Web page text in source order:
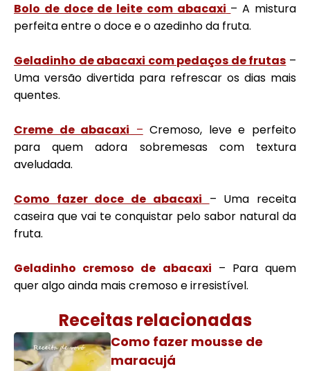
Bolo de doce de leite com abacaxi – A mistura
perfeita entre o doce e o azedinho da fruta.
Geladinho de abacaxi com pedaços de frutas –
Uma versão divertida para refrescar os dias mais
quentes.
Creme de abacaxi – Cremoso, leve e perfeito
para quem adora sobremesas com textura
aveludada.
Como fazer doce de abacaxi – Uma receita
caseira que vai te conquistar pelo sabor natural da
fruta.
Geladinho cremoso de abacaxi – Para quem
quer algo ainda mais cremoso e irresistível.
Receitas relacionadas
Como fazer mousse de
maracujá